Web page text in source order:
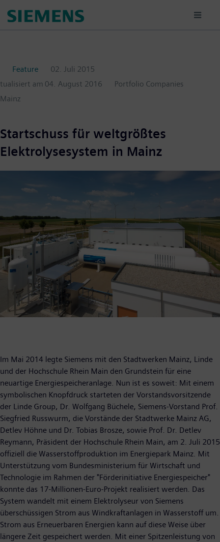
para
Feature
02. Juli 2015
am 04. August 2016
Portfolio Companies
Mainz
Startschuss für weltgrößtes
Elektrolysesystem in Mainz
Im Mai 2014 legte Siemens mit den Stadtwerken Mainz, Linde
und der Hochschule Rhein Main den Grundstein für eine
neuartige Energiespeicheranlage. Nun ist es soweit: Mit einem
symbolischen Knopfdruck starteten der Vorstandsvorsitzende
der Linde Group, Dr. Wolfgang Büchele, Siemens-Vorstand Prof.
Siegfried Russwurm, die Vorstände der Stadtwerke Mainz AG,
Detlev Höhne und Dr. Tobias Brosze, sowie Prof. Dr. Detlev
Reymann, Präsident der Hochschule Rhein Main, am 2. Juli 2015
offiziell die Wasserstoffproduktion im Energiepark Mainz. Mit
Unterstützung vom Bundesministerium für Wirtschaft und
Technologie im Rahmen der "Förderinitiative Energiespeicher"
konnte das 17-Millionen-Euro-Projekt realisiert werden. Das
System wandelt mit einem Elektrolyseur von Siemens
überschüssigen Strom aus Windkraftanlagen in Wasserstoff um.
Strom aus Erneuerbaren Energien kann auf diese Weise über
längere Zeit gespeichert werden. Mit einer Spitzenleistung von